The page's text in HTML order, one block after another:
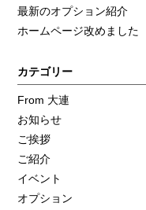
最新のオプション紹介
ホームページ改めました
カテゴリー
From 大連
お知らせ
ご挨拶
ご紹介
イベント
オプション